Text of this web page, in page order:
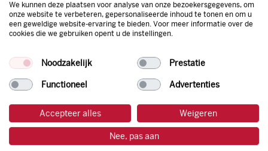
Actie voorwaarden
Wat zijn de spelregels?
Bij iedere tankbeurt van minimaal 25 liter
brandstof ontvangt de klant een CarWash
kortingsbon
Tegen inlevering van de CarWash
We kunnen deze plaatsen voor analyse van onze bezoekersgegevens, om
onze website te verbeteren, gepersonaliseerde inhoud te tonen en om u
een geweldige website-ervaring te bieden. Voor meer informatie over de
cookies die we gebruiken opent u de instellingen.
Noodzakelijk Prestatie
Functioneel Advertenties
Accepteer alles Weigeren
Nee, pas aan